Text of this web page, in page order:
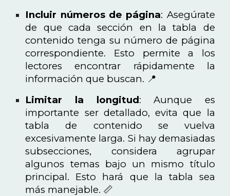
Incluir números de página: Asegúrate
de que cada sección en la tabla de
contenido tenga su número de página
correspondiente. Esto permite a los
lectores encontrar rápidamente la
información que buscan. 📍
Limitar la longitud: Aunque es
importante ser detallado, evita que la
tabla de contenido se vuelva
excesivamente larga. Si hay demasiadas
subsecciones, considera agrupar
algunos temas bajo un mismo título
principal. Esto hará que la tabla sea
más manejable. 📏